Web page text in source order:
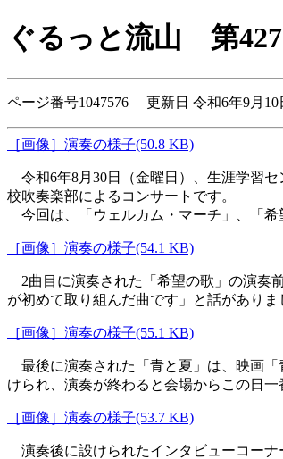
ぐるっと流山 第
ページ番号1047576 更新日 令和6年9月10
［画像］演奏の様子(50.8 KB)
令和6年8月30日（金曜日）、生涯学習
校吹奏楽部によるコンサートです。
今回は、「ウェルカム・マーチ」、「希
［画像］演奏の様子(54.1 KB)
2曲目に演奏された「希望の歌」の演奏
が初めて取り組んだ曲です」と話があり
［画像］演奏の様子(55.1 KB)
最後に演奏された「青と夏」は、映画「
けられ、演奏が終わると会場からこの日一
［画像］演奏の様子(53.7 KB)
演奏後に設けられたインタビューコーナ